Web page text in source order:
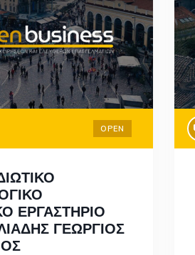
OPEN
ΕΡΓΑΣΤΗΡΙΟ
ΓΕΩΡΓΙΟΣ